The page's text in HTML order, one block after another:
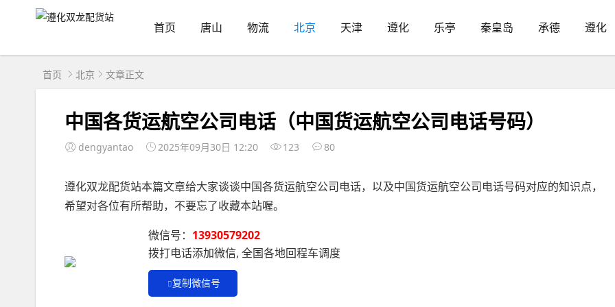
首页 唐山 物流 北京 天津 遵化 乐亭 秦皇岛 承德 遵化
首页 北京 文章正文
中国各货运航空公司电话（中国货运航空公司电话号码）
dengyantao 2025年09月30日 12:20 123 80
遵化双龙配货站本篇文章给大家谈谈中国各货运航空公司电话，以及中国货运航空公司电话号码对应的知识点，
希望对各位有所帮助，不要忘了收藏本站喔。
微信号： 13930579202
拨打电话添加微信, 全国各地回程车调度
复制微信号